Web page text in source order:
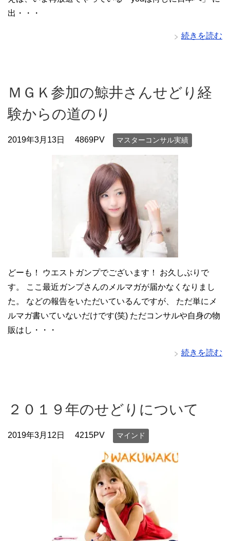
出・・・
続きを読む
ＭＧＫ参加の鯨井さんせどり経
験からの道のり
2019年3月13日 4869PV マスターコンサル実績
どーも！ ウエストガンプでございます！ お久しぶりで
す。 ここ最近ガンプさんのメルマガが届かなくなりまし
た。 などの報告をいただいているんですが、 ただ単にメ
ルマガ書いていないだけです(笑) ただコンサルや自身の物
販はし・・・
続きを読む
２０１９年のせどりについて
2019年3月12日 4215PV マインド